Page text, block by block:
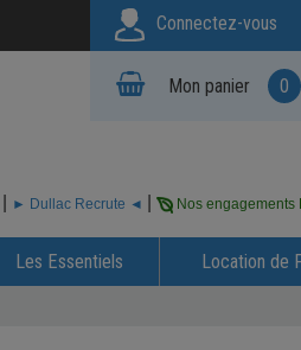
Connectez-vous
Mon panier 0
► Dullac Recrute ◄ Nos engagements
Les Essentiels Location de